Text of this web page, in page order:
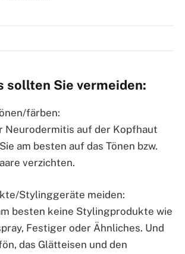
sollten Sie vermeiden:
färben:
Neurodermitis auf der Kopfhaut
am besten auf das Tönen bzw.
verzichten.
Stylinggeräte meiden:
besten keine Stylingprodukte wie
Festiger oder Ähnliches. Und
das Glätteisen und den